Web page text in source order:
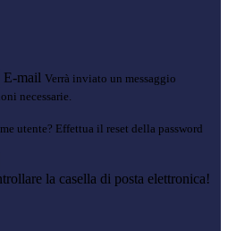
E-mail Verrà inviato un messaggio
necessarie.
utente? Effettua il reset della password
la casella di posta elettronica!